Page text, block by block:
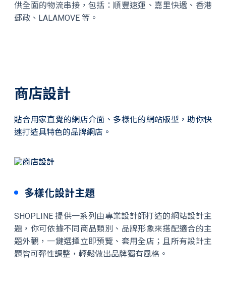
供全面的物流串接，包括：順豐速運、嘉里快遞、香港
郵政、LALAMOVE 等。
商店設計
貼合用家直覺的網店介面、多樣化的網站版型，助你快
速打造具特色的品牌網店。
多樣化設計主題
SHOPLINE 提供一系列由專業設計師打造的網站設計主
題，你可依據不同商品類別、品牌形象來搭配適合的主
題外觀，一鍵選擇立即預覽、套用全店；且所有設計主
題皆可彈性調整，輕鬆做出品牌獨有風格。